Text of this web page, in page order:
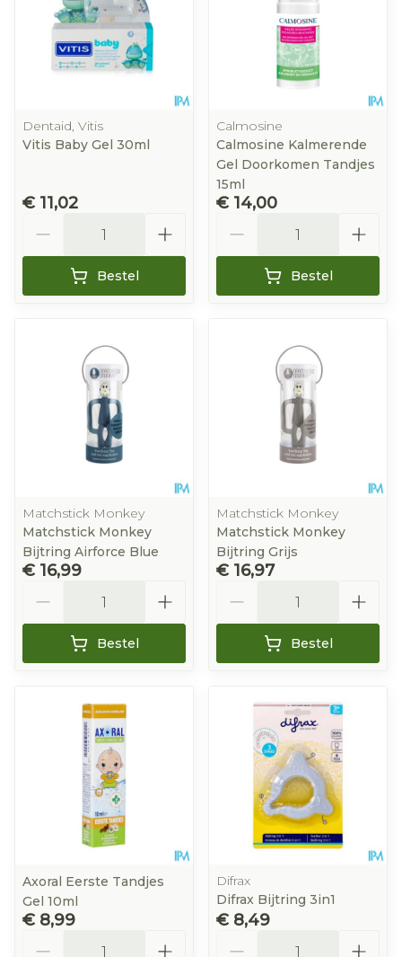
Dentaid, Vitis
Vitis Baby Gel 30ml
€ 11,02
Bestel
Calmosine
Calmosine Kalmerende
Gel Doorkomen Tandjes
15ml
€ 14,00
Bestel
Matchstick Monkey
Matchstick Monkey
Bijtring Airforce Blue
€ 16,99
Bestel
Matchstick Monkey
Matchstick Monkey
Bijtring Grijs
€ 16,97
Bestel
Axoral Eerste Tandjes
Gel 10ml
€ 8,99
Difrax
Difrax Bijtring 3in1
€ 8,49